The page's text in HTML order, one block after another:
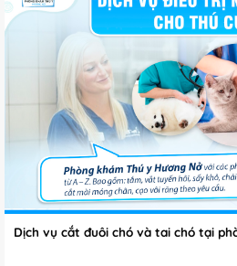
Dịch vụ cắt đuôi chó và tai chó tại